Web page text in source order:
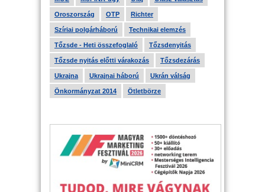
Oroszország OTP Richter
Szíriai polgárháború Technikai elemzés
Tőzsde - Heti összefoglaló Tőzsdenyitás
Tőzsde nyitás előtti várakozás Tőzsdezárás
Ukrajna Ukrajnai háború Ukrán válság
Önkormányzat 2014 Ötletbörze